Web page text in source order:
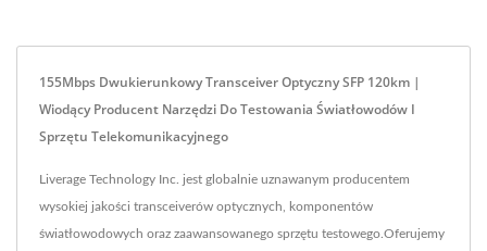
155Mbps Dwukierunkowy Transceiver Optyczny SFP 120km |
Wiodący Producent Narzędzi Do Testowania Światłowodów I
Sprzętu Telekomunikacyjnego
Liverage Technology Inc. jest globalnie uznawanym producentem
wysokiej jakości transceiverów optycznych, komponentów
światłowodowych oraz zaawansowanego sprzętu testowego.Oferujemy